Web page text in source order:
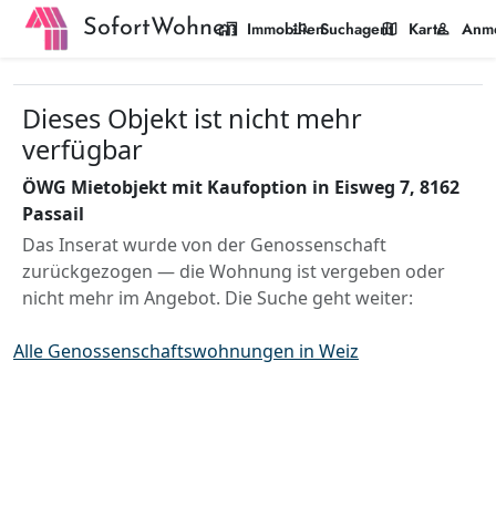
SofortWohnen
home_work Immobilien
manage_search Suchagent
map Karte
person
Dieses Objekt ist nicht mehr
verfügbar
ÖWG Mietobjekt mit Kaufoption in Eisweg 7, 8162
Passail
Das Inserat wurde von der Genossenschaft
zurückgezogen — die Wohnung ist vergeben oder
nicht mehr im Angebot. Die Suche geht weiter:
Alle Genossenschaftswohnungen in Weiz